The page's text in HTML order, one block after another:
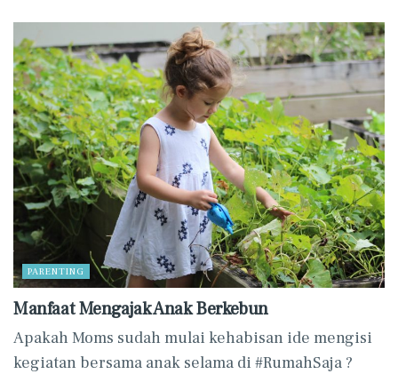
PARENTING
Manfaat Mengajak Anak Berkebun
Apakah Moms sudah mulai kehabisan ide mengisi
kegiatan bersama anak selama di #RumahSaja ?